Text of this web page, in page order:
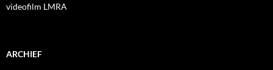
videofilm LMRA
ARCHIEF